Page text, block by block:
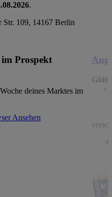
.
Str. 109, 14167 Berlin
Prospekt
deines Marktes im
Ansehen